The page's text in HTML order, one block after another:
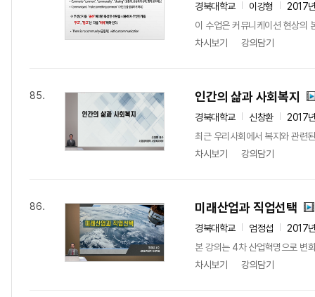
경북대학교 이강형
2017
이 수업은 커뮤니케이션 현상의
차시보기
강의담기
85. 인간의 삶과 사회복지
경북대학교 신창환
2017
최근 우리사회에서 복지와 관련
차시보기
강의담기
86. 미래산업과 직업선택
경북대학교 엄정섭
2017
본 강의는 4차 산업혁명으로 변
차시보기
강의담기